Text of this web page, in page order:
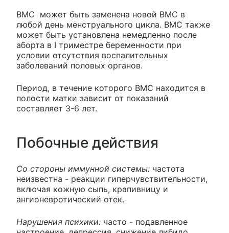
ВМС может быть заменена новой ВМС в
любой день менструального цикла. ВМС также
может быть установлена немедленно после
аборта в I триместре беременности при
условии отсутствия воспалительных
заболеваний половых органов.
Период, в течение которого ВМС находится в
полости матки зависит от показаний
составляет 3-6 лет.
Побочные действия
Со стороны иммунной системы: частота
неизвестна - реакции гиперчувствительности,
включая кожную сыпь, крапивницу и
ангионевротический отек.
Нарушения психики: часто - подавленное